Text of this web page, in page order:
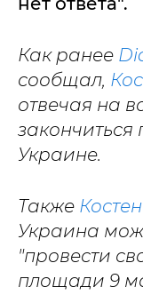
Как ранее
сообщал,
отвечая на
Украине.
Также
Украина
"провести
площади 9